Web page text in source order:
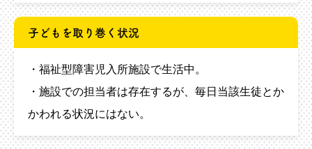
子どもを取り巻く状況
・福祉型障害児入所施設で生活中。
・施設での担当者は存在するが、毎日当該生徒とか
かわれる状況にはない。